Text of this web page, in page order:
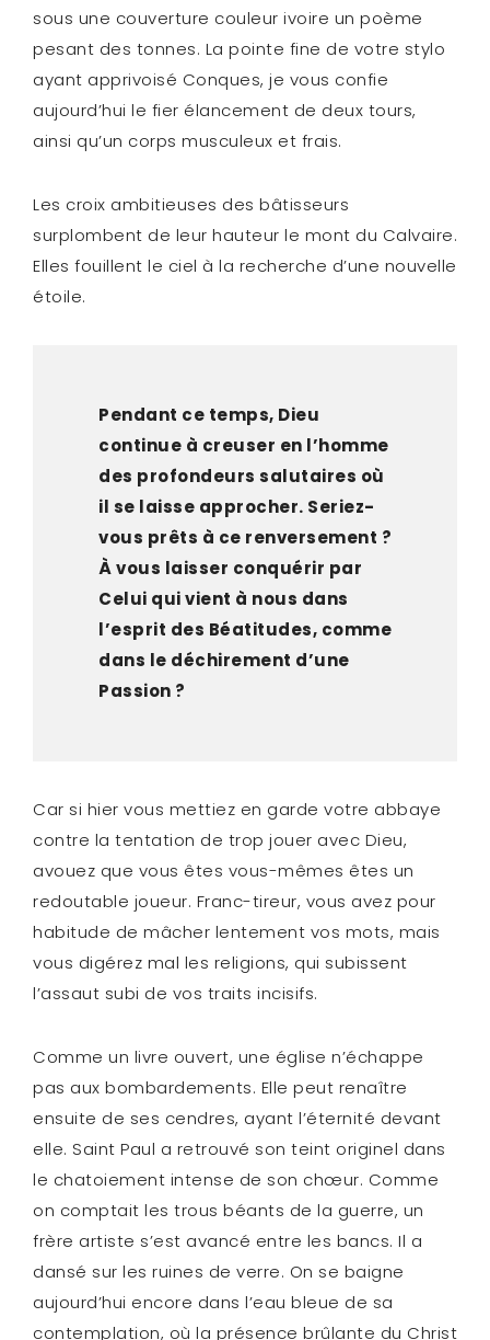
sous une couverture couleur ivoire un poème
pesant des tonnes. La pointe fine de votre stylo
ayant apprivoisé Conques, je vous confie
aujourd’hui le fier élancement de deux tours,
ainsi qu’un corps musculeux et frais.
Les croix ambitieuses des bâtisseurs
surplombent de leur hauteur le mont du Calvaire.
Elles fouillent le ciel à la recherche d’une nouvelle
étoile.
Pendant ce temps, Dieu
continue à creuser en l’homme
des profondeurs salutaires où
il se laisse approcher. Seriez-
vous prêts à ce renversement ?
À vous laisser conquérir par
Celui qui vient à nous dans
l’esprit des Béatitudes, comme
dans le déchirement d’une
Passion ?
Car si hier vous mettiez en garde votre abbaye
contre la tentation de trop jouer avec Dieu,
avouez que vous êtes vous-mêmes êtes un
redoutable joueur. Franc-tireur, vous avez pour
habitude de mâcher lentement vos mots, mais
vous digérez mal les religions, qui subissent
l’assaut subi de vos traits incisifs.
Comme un livre ouvert, une église n’échappe
pas aux bombardements. Elle peut renaître
ensuite de ses cendres, ayant l’éternité devant
elle. Saint Paul a retrouvé son teint originel dans
le chatoiement intense de son chœur. Comme
on comptait les trous béants de la guerre, un
frère artiste s’est avancé entre les bancs. Il a
dansé sur les ruines de verre. On se baigne
aujourd’hui encore dans l’eau bleue de sa
contemplation, où la présence brûlante du Christ